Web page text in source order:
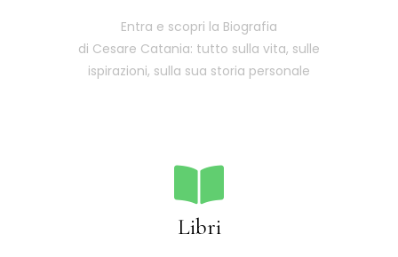
Entra e scopri la Biografia
di Cesare Catania: tutto sulla vita, sulle
ispirazioni, sulla sua storia personale
Libri